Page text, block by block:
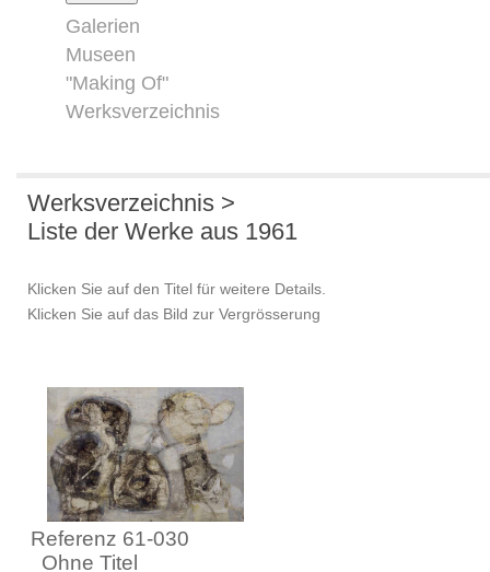
Galerien
Museen
"Making Of"
Werksverzeichnis
Werksverzeichnis >
Liste der Werke aus 1961
Klicken Sie auf den Titel für weitere Details.
Klicken Sie auf das Bild zur Vergrösserung
Referenz 61-030
Ohne Titel